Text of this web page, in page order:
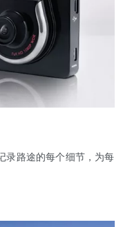
录路途的每个细节，为每